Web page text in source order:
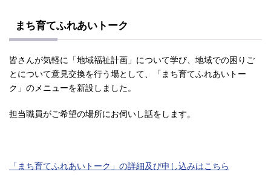
まち育てふれあいトーク
皆さんが気軽に「地域福祉計画」について学び、地域での困りご
とについて意見交換を行う場として、「まち育てふれあいトー
ク」のメニューを新設しました。
担当職員がご希望の場所にお伺いし話をします。
「まち育てふれあいトーク」の詳細及び申し込みはこちら